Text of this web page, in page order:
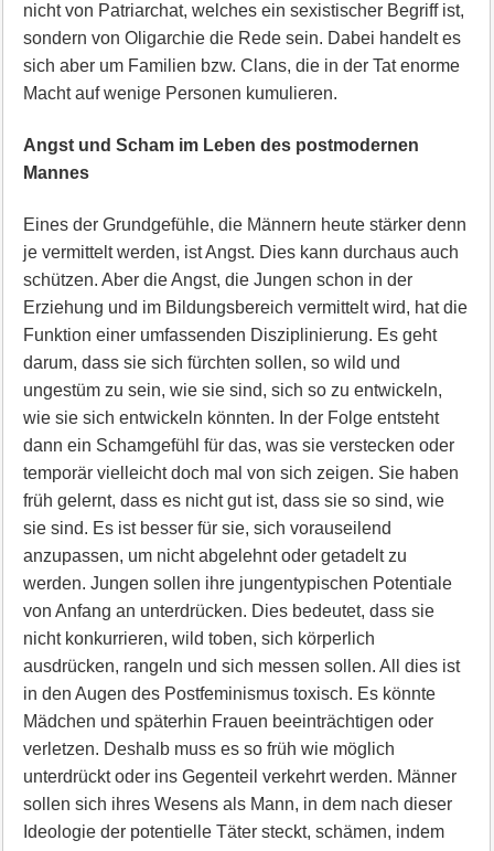
nicht von Patriarchat, welches ein sexistischer Begriff ist,
sondern von Oligarchie die Rede sein. Dabei handelt es
sich aber um Familien bzw. Clans, die in der Tat enorme
Macht auf wenige Personen kumulieren.
Angst und Scham im Leben des postmodernen
Mannes
Eines der Grundgefühle, die Männern heute stärker denn
je vermittelt werden, ist Angst. Dies kann durchaus auch
schützen. Aber die Angst, die Jungen schon in der
Erziehung und im Bildungsbereich vermittelt wird, hat die
Funktion einer umfassenden Disziplinierung. Es geht
darum, dass sie sich fürchten sollen, so wild und
ungestüm zu sein, wie sie sind, sich so zu entwickeln,
wie sie sich entwickeln könnten. In der Folge entsteht
dann ein Schamgefühl für das, was sie verstecken oder
temporär vielleicht doch mal von sich zeigen. Sie haben
früh gelernt, dass es nicht gut ist, dass sie so sind, wie
sie sind. Es ist besser für sie, sich vorauseilend
anzupassen, um nicht abgelehnt oder getadelt zu
werden. Jungen sollen ihre jungentypischen Potentiale
von Anfang an unterdrücken. Dies bedeutet, dass sie
nicht konkurrieren, wild toben, sich körperlich
ausdrücken, rangeln und sich messen sollen. All dies ist
in den Augen des Postfeminismus toxisch. Es könnte
Mädchen und späterhin Frauen beeinträchtigen oder
verletzen. Deshalb muss es so früh wie möglich
unterdrückt oder ins Gegenteil verkehrt werden. Männer
sollen sich ihres Wesens als Mann, in dem nach dieser
Ideologie der potentielle Täter steckt, schämen, indem